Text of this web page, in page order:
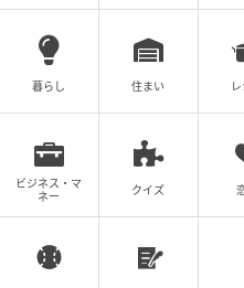
口に含むと、マスカット
みが広がり、続いてやわ
引き締める。アルコール
て、あるいは、あまりお
ても、非常に親しみやす
た「めんたいなめ茸モッ
に対して、アスティのま
ージュを生み出し、無限
暮らし 住まい
ビジネス・マ
ネー
クイズ